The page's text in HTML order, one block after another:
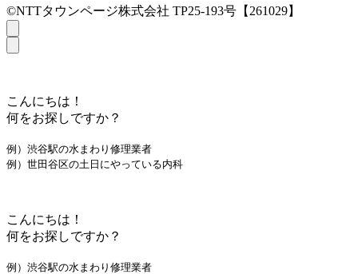
©NTTタウンページ株式会社 TP25-193号【261029】
こんにちは！
何をお探しですか？
例）渋谷駅の水まわり修理業者
例）世田谷区の土日にやっている内科
こんにちは！
何をお探しですか？
例）渋谷駅の水まわり修理業者